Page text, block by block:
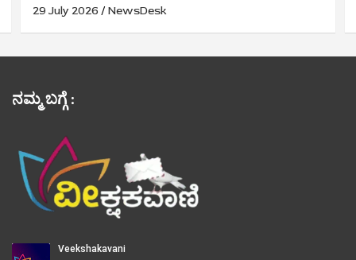
29 July 2026 NewsDesk
ನಮ್ಮ ಬಗ್ಗೆ :